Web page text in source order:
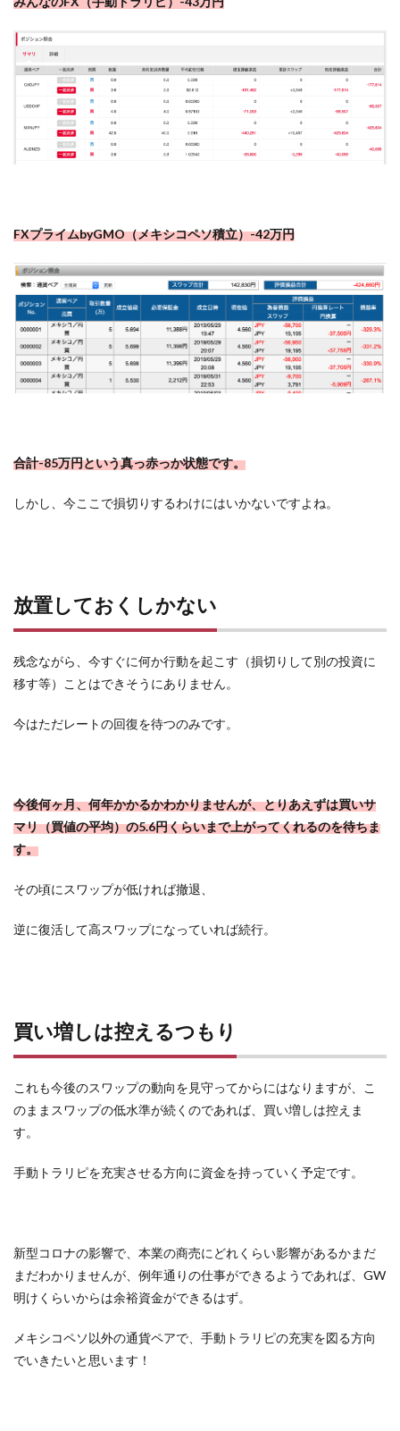
FXプライムbyGMO（メキシコペソ積立）-42万円
合計-85万円という真っ赤っか状態です。
しかし、今ここで損切りするわけにはいかないですよね。
放置しておくしかない
残念ながら、今すぐに何か行動を起こす（損切りして別の投資に
移す等）ことはできそうにありません。
今はただレートの回復を待つのみです。
今後何ヶ月、何年かかるかわかりませんが、とりあえずは買いサ
マリ（買値の平均）の5.6円くらいまで上がってくれるのを待ちま
す。
その頃にスワップが低ければ撤退、
逆に復活して高スワップになっていれば続行。
買い増しは控えるつもり
これも今後のスワップの動向を見守ってからにはなりますが、こ
のままスワップの低水準が続くのであれば、買い増しは控えま
す。
手動トラリピを充実させる方向に資金を持っていく予定です。
新型コロナの影響で、本業の商売にどれくらい影響があるかまだ
まだわかりませんが、例年通りの仕事ができるようであれば、GW
明けくらいからは余裕資金ができるはず。
メキシコペソ以外の通貨ペアで、手動トラリピの充実を図る方向
でいきたいと思います！